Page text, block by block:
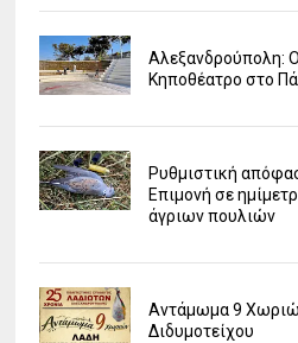
Αλεξανδρούπολη:
Κηποθέατρο στο
Ρυθμιστική
Επιμονή σε
άγριων πουλιών
Αντάμωμα 9
Διδυμοτείχου